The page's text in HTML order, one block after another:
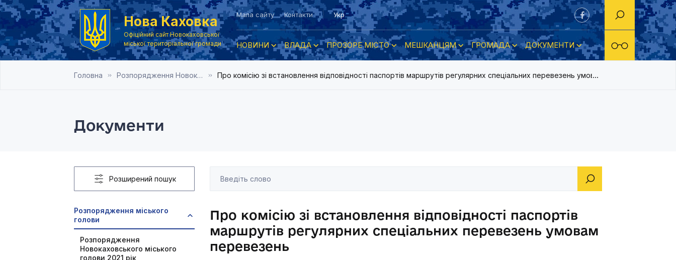
Нова Каховка
Офіційний сайт Новокаховської
міської територіальної громади
Мапа сайту Контакти Укр
НОВИНИ ВЛАДА ПРОЗОРЕ МІСТО МЕШКАНЦЯМ ГРОМАДА ДОКУМЕНТИ
Головна Розпорядження Новокаховського міського голови 2017 рік Про комісію зі встановлення відповідності паспортів маршрутів регулярних спеціальних перевезень умовам перевезень
Документи
Розширений пошук
Розпорядження міського
голови
Розпорядження
Новокаховського міського
голови 2021 рік
Про комісію зі встановлення відповідності паспортів
маршрутів регулярних спеціальних перевезень умовам
перевезень